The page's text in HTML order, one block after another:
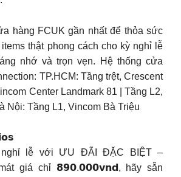
hàng FCUK gần nhất để thỏa sức
thật phong cách cho kỳ nghỉ lễ
nhớ và trọn vẹn. Hệ thống cửa
TP.HCM: Tầng trệt, Crescent
Center Landmark 81 | Tầng L2,
Nội: Tầng L1, Vincom Bà Triệu
lễ với ƯU ĐÃI ĐẶC BIỆT –
giá chỉ 𝟴𝟵𝟬.𝟬𝟬𝟬𝘃𝗻𝗱, hãy sẵn